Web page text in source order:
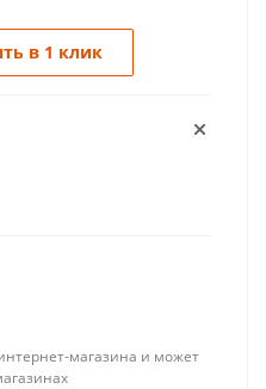
в 1 клик
магазина и может